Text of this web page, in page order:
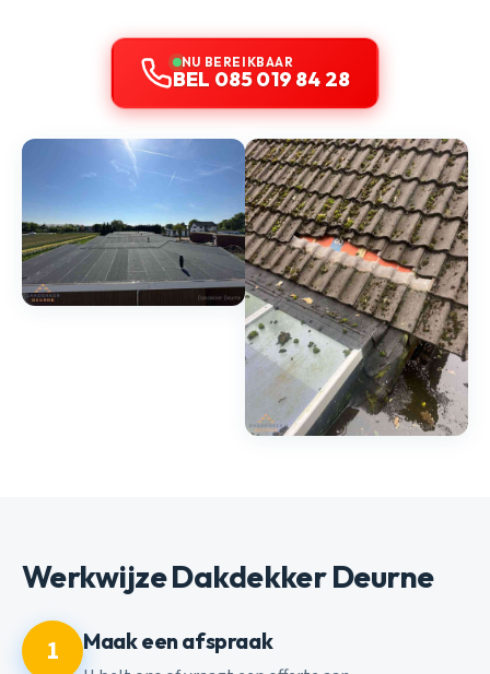
NU BEREIKBAAR
BEL 085 019 84 28
Werkwijze Dakdekker Deurne
1 Maak een afspraak